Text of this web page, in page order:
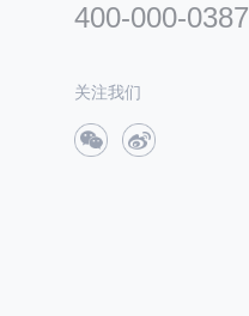
400-000-0387
关注我们